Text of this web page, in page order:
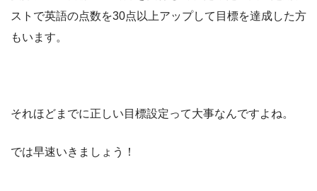
ストで英語の点数を30点以上アップして目標を達成した方
もいます。
それほどまでに正しい目標設定って大事なんですよね。
では早速いきましょう！